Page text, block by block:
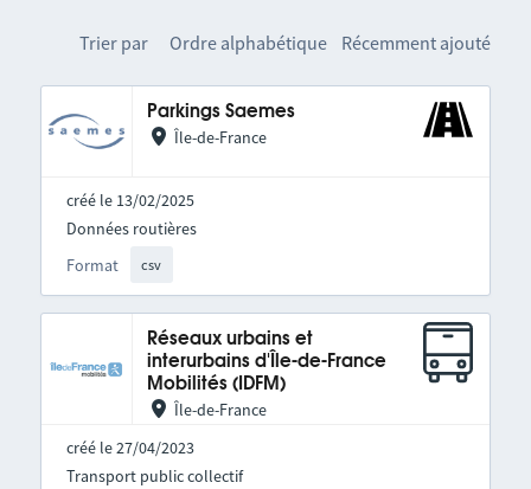
Trier par Ordre alphabétique Récemment ajouté
Parkings Saemes
Île-de-France
créé le 13/02/2025
Format csv
Données routières
Réseaux urbains et
interurbains d'Île-de-France
Mobilités (IDFM)
Île-de-France
créé le 27/04/2023
Transport public collectif